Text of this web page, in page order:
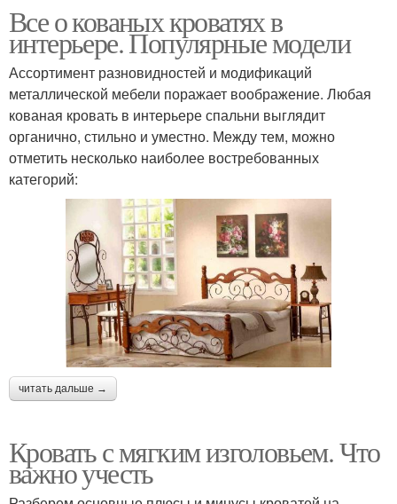
Все о кованых кроватях в
интерьере. Популярные модели
Ассортимент разновидностей и модификаций
металлической мебели поражает воображение. Любая
кованая кровать в интерьере спальни выглядит
органично, стильно и уместно. Между тем, можно
отметить несколько наиболее востребованных
категорий:
читать дальше →
Кровать с мягким изголовьем. Что
важно учесть